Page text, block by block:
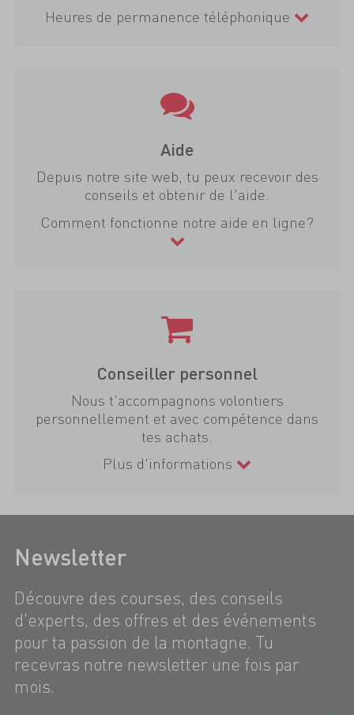
Heures de permanence téléphonique
Aide
Depuis notre site web, tu peux recevoir des
conseils et obtenir de l'aide.
Comment fonctionne notre aide en ligne?
Conseiller personnel
Nous t'accompagnons volontiers
personnellement et avec compétence dans
tes achats.
Plus d'informations
Newsletter
Découvre des courses, des conseils
d'experts, des offres et des événements
pour ta passion de la montagne. Tu
recevras notre newsletter une fois par
mois.